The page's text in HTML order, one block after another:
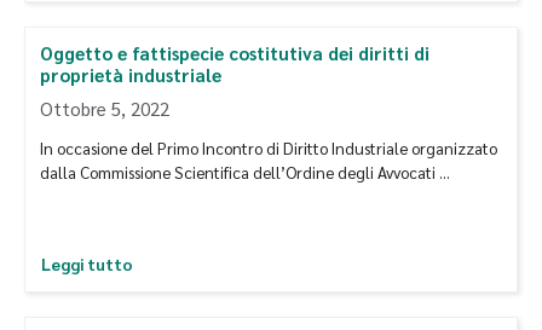
Oggetto e fattispecie costitutiva dei diritti di
proprietà industriale
Ottobre 5, 2022
In occasione del Primo Incontro di Diritto Industriale organizzato
dalla Commissione Scientifica dell’Ordine degli Avvocati …
Leggi tutto